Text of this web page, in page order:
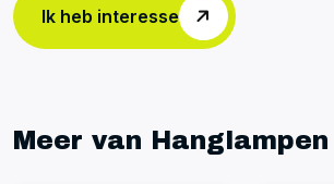
Ik heb interesse
Meer van Hanglampen